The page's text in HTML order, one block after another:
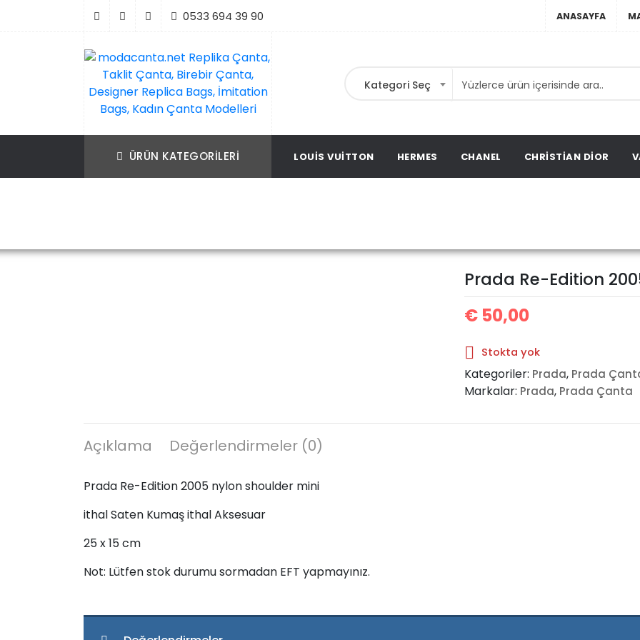
0533 694 39 90 ANASAYFA
Bags, Kadın Çanta Modelleri
Kategori Seç
ÜRÜN KATEGORILERI LOUIS VUITTON HERMES CHANEL CHRISTIAN DIOR
Prada Re-Edition
€50,00
Stokta yok
Kategoriler: Prada, Prada
Markalar: Prada, Prada Çanta
Açıklama Değerlendirmeler (0)
Prada Re-Edition 2005 nylon shoulder mini
ithal Saten Kumaş ithal Aksesuar
25 x 15 cm
Not: Lütfen stok durumu sormadan EFT yapmayınız.